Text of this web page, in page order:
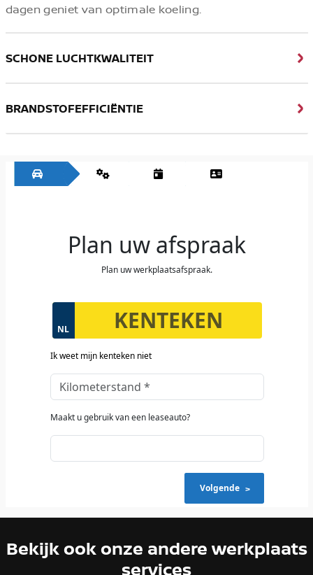
dagen geniet van optimale koeling.
SCHONE LUCHTKWALITEIT
BRANDSTOFEFFICIËNTIE
Bekijk ook onze andere werkplaats
services